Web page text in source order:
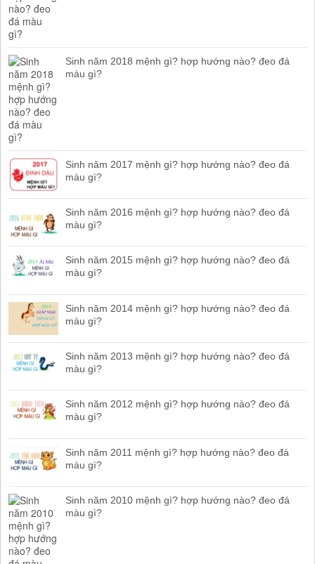
Sinh năm 2018 mệnh gì? hợp hướng nào? đeo đá
màu gì?
Sinh năm 2017 mệnh gì? hợp hướng nào? đeo đá
màu gì?
Sinh năm 2016 mệnh gì? hợp hướng nào? đeo đá
màu gì?
Sinh năm 2015 mệnh gì? hợp hướng nào? đeo đá
màu gì?
Sinh năm 2014 mệnh gì? hợp hướng nào? đeo đá
màu gì?
Sinh năm 2013 mệnh gì? hợp hướng nào? đeo đá
màu gì?
Sinh năm 2012 mệnh gì? hợp hướng nào? đeo đá
màu gì?
Sinh năm 2011 mệnh gì? hợp hướng nào? đeo đá
màu gì?
Sinh năm 2010 mệnh gì? hợp hướng nào? đeo đá
màu gì?